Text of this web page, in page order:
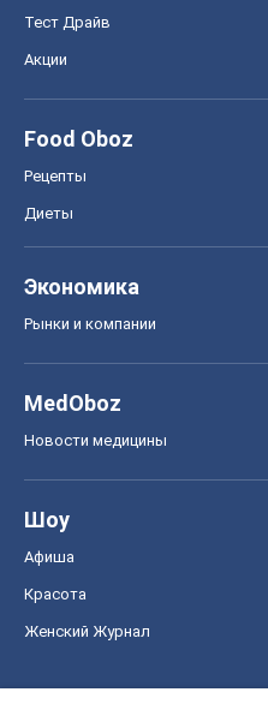
Тест Драйв
Акции
Food Oboz
Рецепты
Диеты
Экономика
Рынки и компании
MedOboz
Новости медицины
Шоу
Афиша
Красота
Женский Журнал